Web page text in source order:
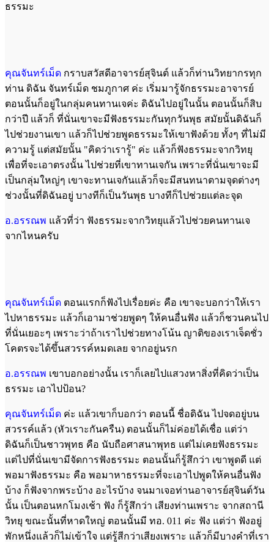
ธรรมะ
คุณจันทร์เม็ด กราบสวัสดีอาจารย์สุจินต์ แล้วก็ท่านวิทยากรทุก
ท่าน ดิฉัน จันทร์เม็ด ชมภูกาศ ค่ะ เริ่มมารู้จักธรรมะอาจารย์
ตอนนั้นก็อยู่ในกลุ่มคนทานเจค่ะ ดิฉันไปอยู่ในนั้น ตอนนั้นก็สิบ
กว่าปี แล้วก็ ที่นั่นเขาจะมีฟังธรรมะกันทุกวันพุธ สมัยนั้นดิฉันก็
ไปช่วยงานเขา แล้วก็ไปช่วยพูดธรรมะให้เขาฟังด้วย ทั้งๆ ที่ไม่มี
ความรู้ แต่สมัยนั้น "คิดว่าเรารู้" ค่ะ แล้วก็ฟังธรรมะจากวิทยุ
เพื่อที่จะเอาตรงนั้น ไปช่วยที่เขาทานเจกัน เพราะที่นั่นเขาจะมี
เป็นกลุ่มใหญ่ๆ เขาจะทานเจกันแล้วก็จะมีสนทนาตามจุดต่างๆ
ช่วงนั้นที่ดิฉันอยู่ บางทีก็เป็นวันพุธ บางทีก็ไปช่วยแต่ละจุด
อ.อรรณพ แล้วที่ว่า ฟังธรรมะจากวิทยุแล้วไปช่วยคนทานเจ
จากไหนครับ
คุณจันทร์เม็ด ตอนแรกก็ฟังไปเรื่อยค่ะ คือ เขาจะบอกว่าให้เรา
ไปหาธรรมะ แล้วก็เอามาช่วยพูดๆ ให้คนอื่นฟัง แล้วก็ชวนคนไป
ที่นั่นเยอะๆ เพราะว่าถ้าเราไปช่วยทางโน้น ญาติของเราเจ็ดชั่ว
โคตรจะได้ขึ้นสวรรค์หมดเลย จากอยู่นรก
อ.อรรณพ เขาบอกอย่างนั้น เราก็เลยไปแสวงหาสิ่งที่คิดว่าเป็น
ธรรมะ เอาไปป้อน?
คุณจันทร์เม็ด ค่ะ แล้วเขาก็บอกว่า ตอนนี้ ชื่อดิฉัน ไปจดอยู่บน
สวรรค์แล้ว (หัวเราะกันครืน) ตอนนั้นก็ไม่ค่อยได้เชื่อ แต่ว่า
ดิฉันก็เป็นชาวพุทธ คือ นับถือศาสนาพุทธ แต่ไม่เคยฟังธรรมะ
แต่ไปที่นั่นเขามีจัดการฟังธรรมะ ตอนนั้นก็รู้สึกว่า เขาพูดดี แต่
พอมาฟังธรรมะ คือ พอมาหาธรรมะที่จะเอาไปพูดให้คนอื่นฟัง
บ้าง ก็ฟังจากพระบ้าง อะไรบ้าง จนมาเจอท่านอาจารย์สุจินต์วัน
นั้น เป็นตอนหกโมงเช้า ฟัง ก็รู้สึกว่า เสียงท่านเพราะ จากสถานี
วิทยุ ขณะนั้นที่หาดใหญ่ ตอนนั้นมี ทอ. 011 ค่ะ ฟัง แต่ว่า ฟังอยู่
พักหนึ่งแล้วก็ไม่เข้าใจ แต่รู้สีกว่าเสียงเพราะ แล้วก็มีบางคำที่เรา